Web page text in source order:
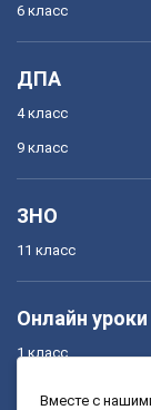
6 класс
ДПА
4 класс
9 класс
ЗНО
11 класс
Онлайн уроки
1 класс
Вместе с